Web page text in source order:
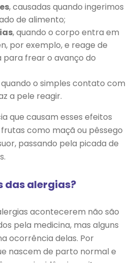
, causadas quando ingerimos
de alimento;
, quando o corpo entra em
por exemplo, e reage de
frear o avanço do
quando o simples contato com
a pele reagir.
que causam esses efeitos
como maçã ou pêssego
passando pela picada de
das alergias?
acontecerem não são
pela medicina, mas alguns
ocorrência delas. Por
nascem de parto normal e